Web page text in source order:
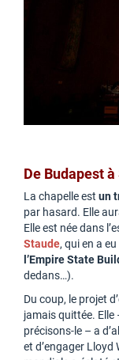
De Budapest à
La chapelle est un
par hasard. Elle
Elle est née dans
Staude, qui en a
l’Empire State
dedans…).
Du coup, le projet
jamais quittée.
précisons-le – a
et d’engager Lloyd